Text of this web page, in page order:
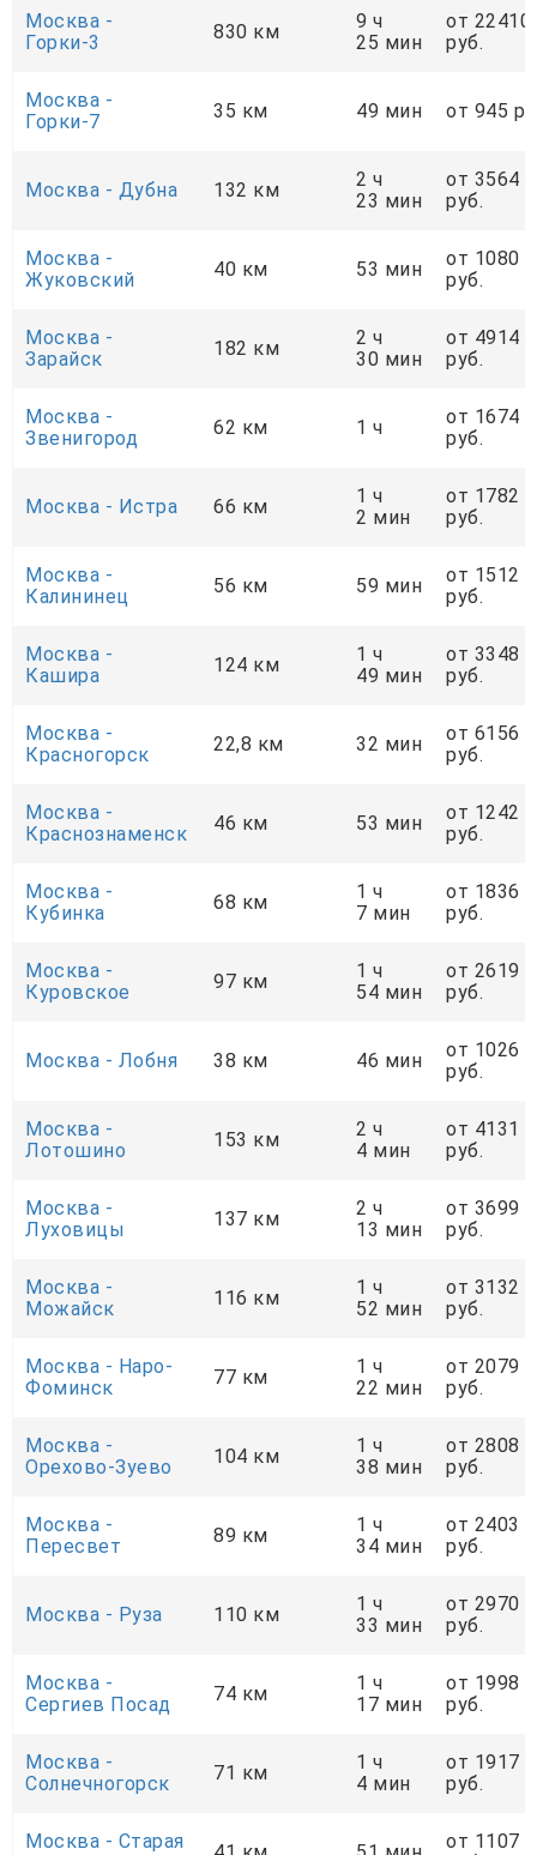
Москва -
Горки-3
830 км
9 ч
25 мин
от 22410
руб.
Москва -
Горки-7
35 км 49 мин от 945
Москва - Дубна 132 км
2 ч
23 мин
от 3564
руб.
Москва -
Жуковский
40 км 53 мин
от 1080
руб.
Москва -
Зарайск
182 км
2 ч
30 мин
от 4914
руб.
Москва -
Звенигород
62 км 1 ч
от 1674
руб.
Москва - Истра 66 км
1 ч
2 мин
от 1782
руб.
Москва -
Калининец
56 км 59 мин
от 1512
руб.
Москва -
Кашира
124 км
1 ч
49 мин
от 3348
руб.
Москва -
Красногорск
22,8 км 32 мин
от 6156
руб.
Москва -
Краснознаменск
46 км 53 мин
от 1242
руб.
Москва -
Кубинка
68 км
1 ч
7 мин
от 1836
руб.
Москва -
Куровское
97 км
1 ч
54 мин
от 2619
руб.
Москва - Лобня 38 км 46 мин
от 1026
руб.
Москва -
Лотошино
153 км
2 ч
4 мин
от 4131
руб.
Москва -
Луховицы
137 км
2 ч
13 мин
от 3699
руб.
Москва -
Можайск
116 км
1 ч
52 мин
от 3132
руб.
Москва - Наро-
Фоминск
77 км
1 ч
22 мин
от 2079
руб.
Москва -
Орехово-Зуево
104 км
1 ч
38 мин
от 2808
руб.
Москва -
Пересвет
89 км
1 ч
34 мин
от 2403
руб.
Москва - Руза 110 км
1 ч
33 мин
от 2970
руб.
Москва -
Сергиев Посад
74 км
1 ч
17 мин
от 1998
руб.
Москва -
Солнечногорск
71 км
1 ч
4 мин
от 1917
руб.
Москва - Старая
от 1107